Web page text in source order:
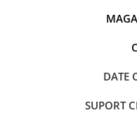
DATE
SUPORT